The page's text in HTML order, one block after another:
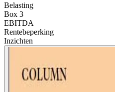
Belasting
Box 3
EBITDA
Rentebeperking
Inzichten